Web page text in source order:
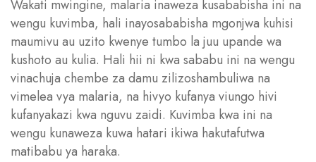
Wakati mwingine, malaria inaweza kusababisha ini na
wengu kuvimba, hali inayosababisha mgonjwa kuhisi
maumivu au uzito kwenye tumbo la juu upande wa
kushoto au kulia. Hali hii ni kwa sababu ini na wengu
vinachuja chembe za damu zilizoshambuliwa na
vimelea vya malaria, na hivyo kufanya viungo hivi
kufanyakazi kwa nguvu zaidi. Kuvimba kwa ini na
wengu kunaweza kuwa hatari ikiwa hakutafutwa
matibabu ya haraka.